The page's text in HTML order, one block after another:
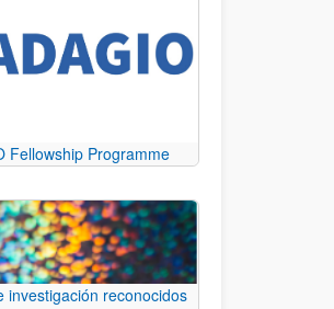
Fellowship Programme
investigación reconocidos